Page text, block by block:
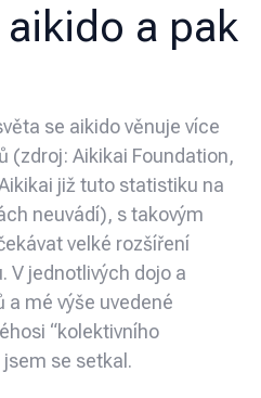
a pak
se aikido věnuje více
(zdroj: Aikikai Foundation,
již tuto statistiku na
neuvádí), s takovým
velké rozšíření
V jednotlivých dojo a
mé výše uvedené
“kolektivního
se setkal.